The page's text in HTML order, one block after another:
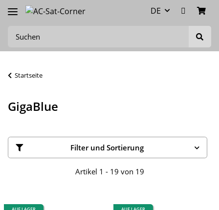
DE
Startseite
GigaBlue
Filter und Sortierung
Artikel 1 - 19 von 19